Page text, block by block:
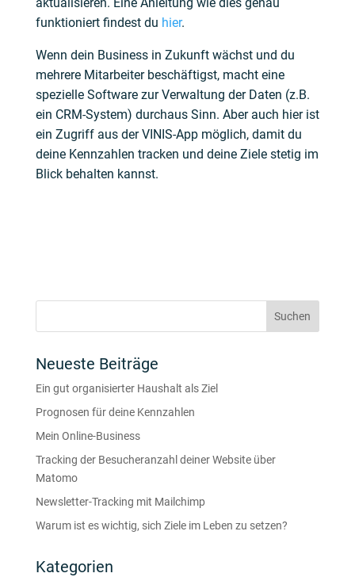
funktioniert findest du hier.
Wenn dein Business in Zukunft wächst und du
mehrere Mitarbeiter beschäftigst, macht eine
spezielle Software zur Verwaltung der Daten (z.B.
ein CRM-System) durchaus Sinn. Aber auch hier ist
ein Zugriff aus der VINIS-App möglich, damit du
deine Kennzahlen tracken und deine Ziele stetig im
Blick behalten kannst.
Neueste Beiträge
Ein gut organisierter Haushalt als Ziel
Prognosen für deine Kennzahlen
Mein Online-Business
Tracking der Besucheranzahl deiner Website über
Matomo
Newsletter-Tracking mit Mailchimp
Warum ist es wichtig, sich Ziele im Leben zu setzen?
Kategorien